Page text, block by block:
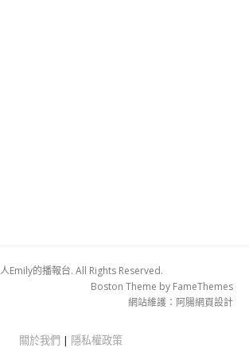
Emily的播報台. All Rights Reserved.
Boston Theme by FameThemes
網站維護： 阿腸網頁設計
關於我們 | 隱私權政策